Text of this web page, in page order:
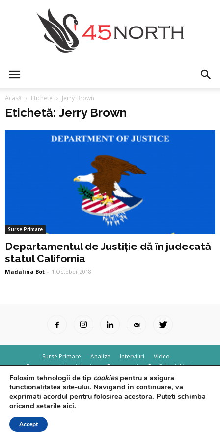
Acasă Etichete Jerry Brown
Etichetă: Jerry Brown
Surse Primare
Departamentul de Justiție dă în judecată
statul California
Madalina Bot - 1 October 2018
Surse Primare Analize Interviuri
Video
Rapoarte epidemiologice
Despre noi Confidențialitate
© Powered by Control F5
Folosim tehnologii de tip cookiespentru a asigura
functionalitatea site-ului. Navigand în continuare, va
exprimati acordul pentru folosirea acestora. Puteti schimba
oricand setarile aici.
Accept